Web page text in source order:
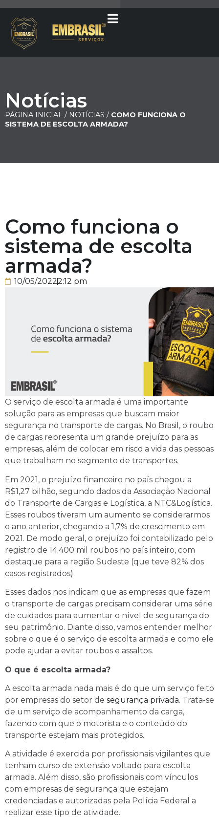
Notícias
PÁGINA INICIAL / NOTÍCIAS / COMO FUNCIONA O
SISTEMA DE ESCOLTA ARMADA?
Como funciona o
sistema de escolta
armada?
10/05/20222:12 pm
O serviço de escolta armada é uma importante
solução para as empresas que buscam maior
segurança no transporte de cargas. No Brasil, o roubo
de cargas representa um grande prejuízo para as
empresas, além de colocar em risco a vida das pessoas
que trabalham no segmento de transportes.
Em 2021, o prejuízo financeiro no país chegou a
R$1,27 bilhão, segundo dados da Associação Nacional
do Transporte de Cargas e Logística, a NTC&Logística.
Esses roubos tiveram um aumento se considerarmos
o ano anterior, chegando a 1,7% de crescimento em
2021. De modo geral, o prejuízo foi contabilizado pelo
registro de 14.400 mil roubos no país inteiro, com
destaque para a região Sudeste (que teve 82% dos
casos registrados).
Esses dados nos indicam que as empresas que fazem
o transporte de cargas precisam considerar uma série
de cuidados para aumentar o nível de segurança do
seu patrimônio. Diante disso, vamos entender melhor
sobre o que é o serviço de escolta armada e como ele
pode ajudar a evitar roubos e assaltos.
O que é escolta armada?
A escolta armada nada mais é do que um serviço feito
por empresas do setor de segurança privada. Trata-se
de um serviço de acompanhamento da carga,
fazendo com que o motorista e o conteúdo do
transporte estejam mais protegidos.
A atividade é exercida por profissionais vigilantes que
tenham curso de extensão voltado para escolta
armada. Além disso, são profissionais com vínculos
com empresas de segurança que estejam
credenciadas e autorizadas pela Polícia Federal a
realizar esse tipo de atividade.